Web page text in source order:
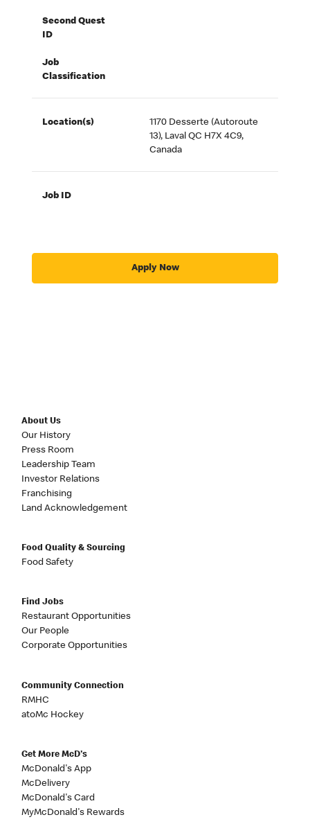
Second Quest
ID
Job
Classification
Location(s)
1170 Desserte (Autoroute
13), Laval QC H7X 4C9,
Canada
Job ID
Apply Now
About Us
Our History
Press Room
Leadership Team
Investor Relations
Franchising
Land Acknowledgement
Food Quality & Sourcing
Food Safety
Find Jobs
Restaurant Opportunities
Our People
Corporate Opportunities
Community Connection
RMHC
atoMc Hockey
Get More McD's
McDonald's App
McDelivery
McDonald's Card
MyMcDonald's Rewards